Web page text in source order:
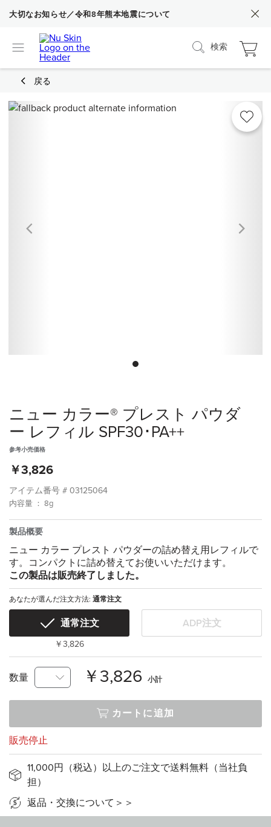
大切なお知らせ／令和8年熊本地震について
検索
戻る
ニュー カラー® プレスト パウダ
ー レフィル SPF30･PA++
参考小売価格
￥3,826
アイテム番号 # 03125064
内容量 ： 8g
製品概要
ニュー カラー プレスト パウダーの詰め替え用レフィルで
す。コンパクトに詰め替えてお使いいただけます。
この製品は販売終了しました。
あなたが選んだ注文方法: 通常注文
通常注文
￥3,826
ADP注文
数量 ￥3,826 小計
カートに追加
販売停止
11,000円（税込）以上のご注文で送料無料（当社負
担）
返品・交換について＞＞